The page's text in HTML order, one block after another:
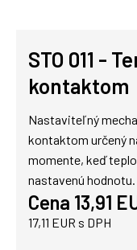
STO 011 -
kontaktom
Nastaviteľný
kontaktom určený
momente, keď
nastavenú hodnotu.
Cena 13,91
17,11 EUR s DPH